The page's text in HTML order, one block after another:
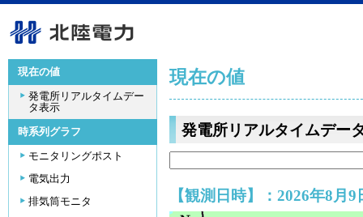
現在の値
発電所リアルタイムデー
タ表示
時系列グラフ
モニタリングポスト
電気出力
排気筒モニタ
現在の値
発電所リアルタイムデー
【観測日時】：2026年8月